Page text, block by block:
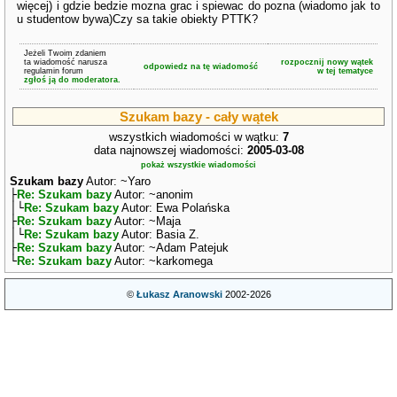
więcej) i gdzie bedzie mozna grac i spiewac do pozna (wiadomo jak to
u studentow bywa)Czy sa takie obiekty PTTK?
Jeżeli Twoim zdaniem
ta wiadomość narusza
regulamin forum
zgłoś ją do moderatora.
odpowiedz na tę wiadomość
rozpocznij nowy wątek
w tej tematyce
Szukam bazy - cały wątek
wszystkich wiadomości w wątku: 7
data najnowszej wiadomości: 2005-03-08
pokaż wszystkie wiadomości
Szukam bazy Autor: ~Yaro
├Re: Szukam bazy Autor: ~anonim
│└Re: Szukam bazy Autor: Ewa Polańska
├Re: Szukam bazy Autor: ~Maja
│└Re: Szukam bazy Autor: Basia Z.
├Re: Szukam bazy Autor: ~Adam Patejuk
└Re: Szukam bazy Autor: ~karkomega
© Łukasz Aranowski2002-2026